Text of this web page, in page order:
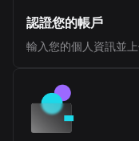
per token Initial Sale Allocation: 10,000,000 tokens (1% of total
supply) Token Distribution Ecosystem Growth (40.0%): Largest
allocation, used for
expansion. 25%
1-year cliff and 24-month vesting Team
contributors, also with
Foundation (10.0%):
operations, partially
Sale (1.77%) and Echo
認證您的帳戶
輸入您的個人資訊並